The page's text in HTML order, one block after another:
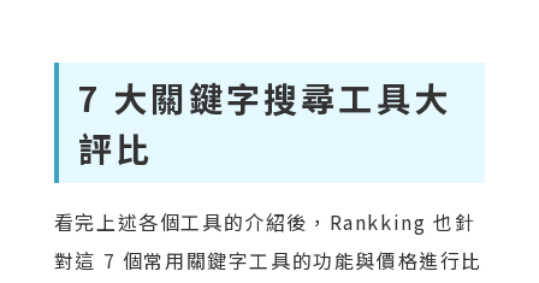
7 大關鍵字搜尋工具大
評比
看完上述各個工具的介紹後，Rankking 也針
對這 7 個常用關鍵字工具的功能與價格進行比